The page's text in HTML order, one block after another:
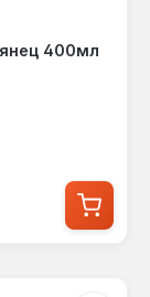
400мл